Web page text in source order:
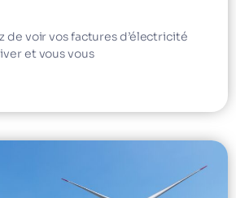
de voir vos factures d’électricité
et vous vous